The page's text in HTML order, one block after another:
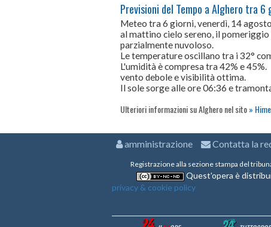
Previsioni del Tempo a Alghero tra 6
Meteo tra 6 giorni, venerdì, 14
al mattino cielo sereno, il pomeriggio
parzialmente nuvoloso.
Le temperature oscillano tra i 32°
L'umidità è compresa tra 42% e 45%.
vento debole e visibilità ottima.
Il sole sorge alle ore 06:36 e
Ulteriori informazioni su Alghero nel sito
amministrazione Contatta la
Registrazione alla sezione stampa del
Quest'opera è
privacy & cookie policy